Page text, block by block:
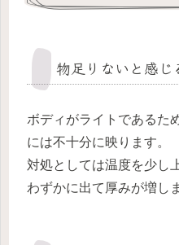
物足りないと感じ
ボディがライトであるた
には不十分に映ります。
対処としては温度を少し
わずかに出て厚みが増し